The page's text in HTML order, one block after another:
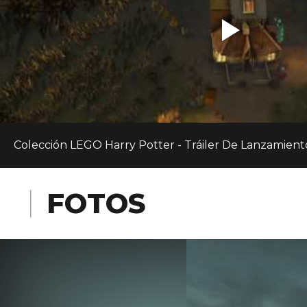
Colección LEGO Harry Potter - Tráiler De
FOTOS